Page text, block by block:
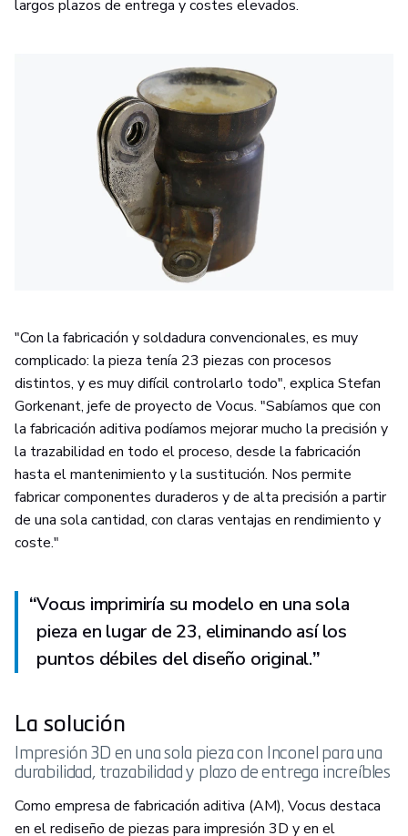
largos plazos de entrega y costes elevados.
"Con la fabricación y soldadura convencionales, es muy
complicado: la pieza tenía 23 piezas con procesos
distintos, y es muy difícil controlarlo todo", explica Stefan
Gorkenant, jefe de proyecto de Vocus. "Sabíamos que con
la fabricación aditiva podíamos mejorar mucho la precisión y
la trazabilidad en todo el proceso, desde la fabricación
hasta el mantenimiento y la sustitución. Nos permite
fabricar componentes duraderos y de alta precisión a partir
de una sola cantidad, con claras ventajas en rendimiento y
coste."
“Vocus imprimiría su modelo en una sola
pieza en lugar de 23, eliminando así los
puntos débiles del diseño original.”
La solución
Impresión 3D en una sola pieza con Inconel para una
durabilidad, trazabilidad y plazo de entrega increíbles
Como empresa de fabricación aditiva (AM), Vocus destaca
en el rediseño de piezas para impresión 3D y en el